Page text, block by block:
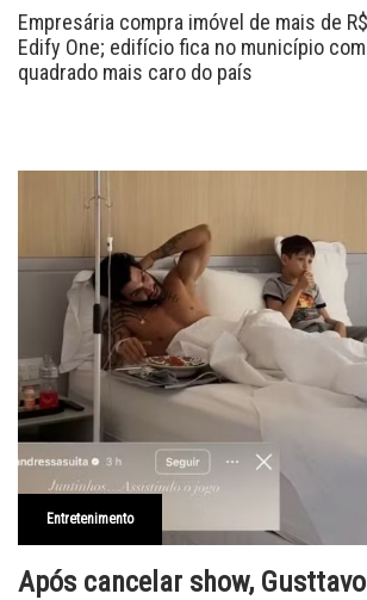
Empresária compra imóvel de mais de
Edify One; edifício fica no município
quadrado mais caro do país
Entretenimento
Após cancelar show,